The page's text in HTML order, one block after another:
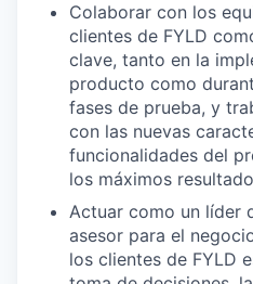
Colaborar con los
clientes de FYLD
clave, tanto en la
producto como
fases de prueba, y
con las nuevas
funcionalidades del
los máximos
Actuar como un líder
asesor para el
los clientes de FYLD